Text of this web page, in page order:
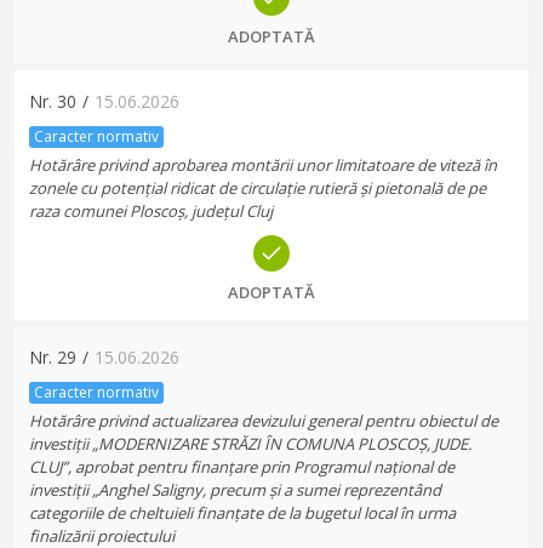
ADOPTATĂ
Nr. 30 / 15.06.2026
Caracter normativ
Hotărâre privind aprobarea montării unor limitatoare de viteză în
zonele cu potențial ridicat de circulație rutieră și pietonală de pe
raza comunei Ploscoș, județul Cluj
ADOPTATĂ
Nr. 29 / 15.06.2026
Caracter normativ
Hotărâre privind actualizarea devizului general pentru obiectul de
investiții „MODERNIZARE STRĂZI ÎN COMUNA PLOSCOȘ, JUDE.
CLUJ”, aprobat pentru finanțare prin Programul național de
investiții „Anghel Saligny, precum și a sumei reprezentând
categoriile de cheltuieli finanțate de la bugetul local în urma
finalizării proiectului